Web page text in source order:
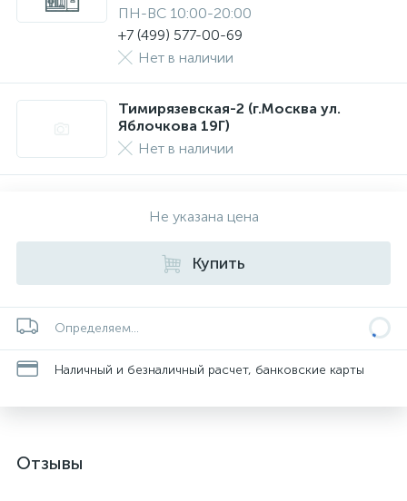
ПН-ВС 10:00-20:00
+7 (499) 577-00-69
Нет в наличии
Тимирязевская-2 (г.Москва ул.
Яблочкова 19Г)
Нет в наличии
Не указана цена
Купить
Определяем...
Наличный и безналичный расчет, банковские карты
Отзывы